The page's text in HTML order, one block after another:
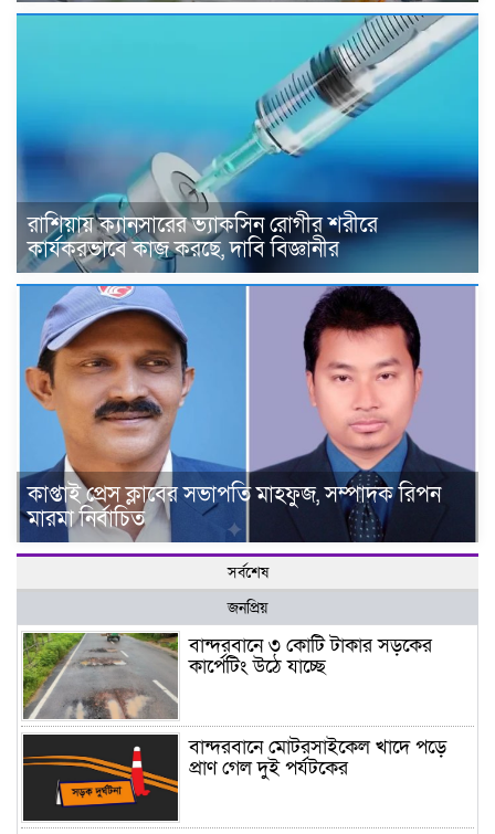
রাশিয়ায় ক্যানসারের ভ্যাকসিন রোগীর শরীরে
কার্যকরভাবে কাজ করছে, দাবি বিজ্ঞানীর
কাপ্তাই প্রেস ক্লাবের সভাপতি মাহফুজ, সম্পাদক রিপন
মারমা নির্বাচিত
সর্বশেষ
জনপ্রিয়
বান্দরবানে ৩ কোটি টাকার সড়কের
কার্পেটিং উঠে যাচ্ছে
বান্দরবানে মোটরসাইকেল খাদে পড়ে
প্রাণ গেল দুই পর্যটকের